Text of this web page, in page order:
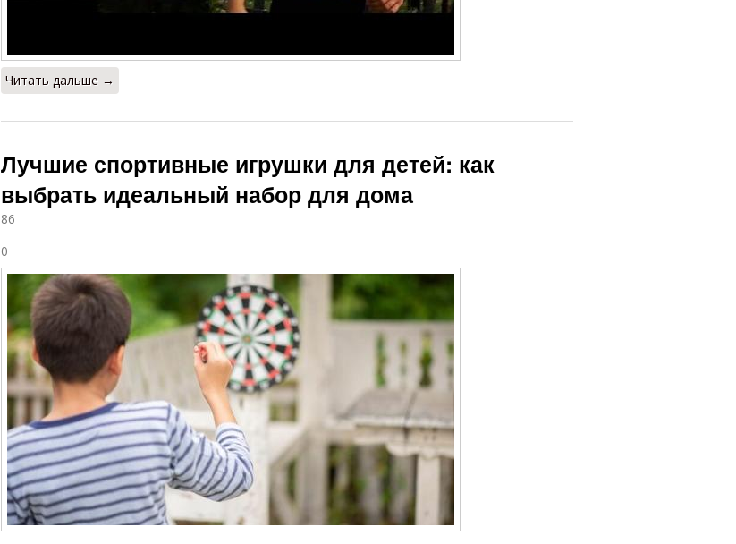
Читать дальше →
Лучшие спортивные игрушки для детей: как
выбрать идеальный набор для дома
86
0